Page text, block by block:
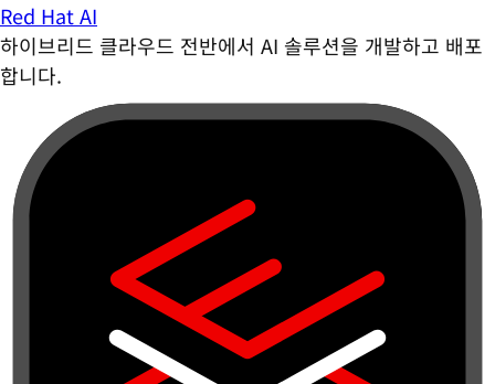
Red Hat AI
하이브리드 클라우드 전반에서 AI 솔루션을 개발하고 배포
합니다.